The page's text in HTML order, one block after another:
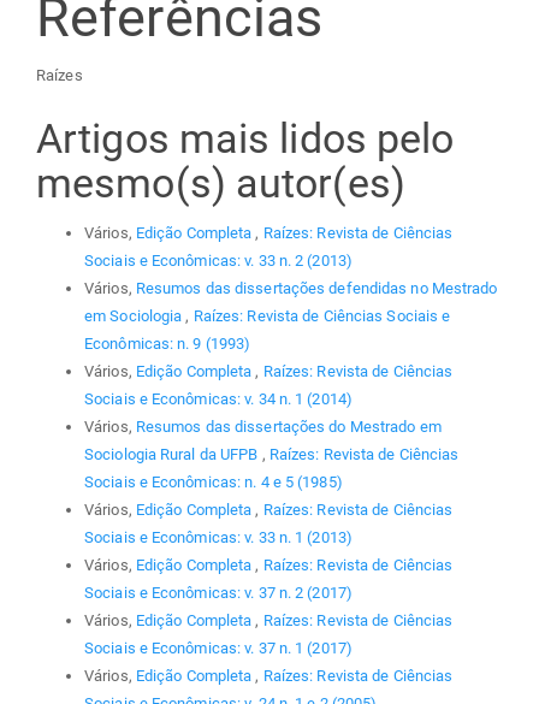
Referências
Raízes
Artigos mais lidos pelo
mesmo(s) autor(es)
Vários, Edição Completa, Raízes: Revista de Ciências
Sociais e Econômicas: v. 33 n. 2 (2013)
Vários, Resumos das dissertações defendidas no Mestrado
em Sociologia, Raízes: Revista de Ciências Sociais e
Econômicas: n. 9 (1993)
Vários, Edição Completa, Raízes: Revista de Ciências
Sociais e Econômicas: v. 34 n. 1 (2014)
Vários, Resumos das dissertações do Mestrado em
Sociologia Rural da UFPB , Raízes: Revista de Ciências
Sociais e Econômicas: n. 4 e 5 (1985)
Vários, Edição Completa, Raízes: Revista de Ciências
Sociais e Econômicas: v. 33 n. 1 (2013)
Vários, Edição Completa, Raízes: Revista de Ciências
Sociais e Econômicas: v. 37 n. 2 (2017)
Vários, Edição Completa, Raízes: Revista de Ciências
Sociais e Econômicas: v. 37 n. 1 (2017)
Vários, Edição Completa, Raízes: Revista de Ciências